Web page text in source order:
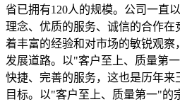
省已拥有120人的规模。公司一直
理念、优质的服务、诚信的合作
着丰富的经验和对市场的敏锐观察
发展道路。以"客户至上、质量第
快捷、完善的服务，这也是历年来
目标。以"客户至上、质量第一"的